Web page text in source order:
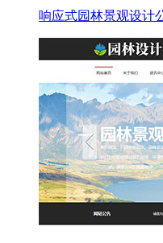
响应式园林景观设计